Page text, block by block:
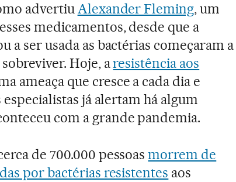
advertiuAlexander Fleming, um
medicamentos, desde que a
a ser usada as bactérias começaram a
Hoje, aresistência aos
ameaça que cresce a cada dia e
já alertam há algum
com a grande pandemia.
de 700.000 pessoasmorrem de
por bactérias resistentes aos